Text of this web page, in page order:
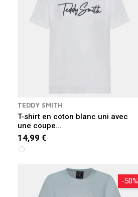
TEDDY SMITH
T-shirt en coton blanc uni avec
une coupe...
14,99 €
-50%